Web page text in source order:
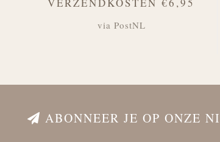
via PostNL
ABONNEER JE OP ONZE